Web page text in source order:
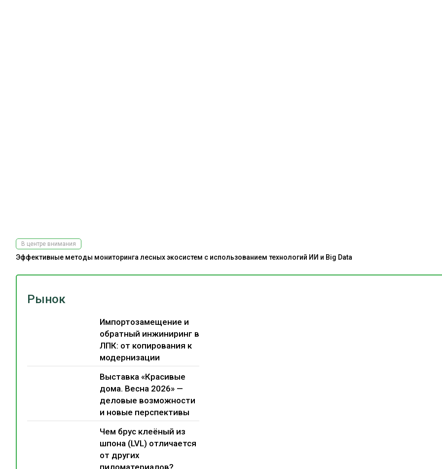
Рынок
Импортозамещение и
обратный инжиниринг в
ЛПК: от копирования к
модернизации
Выставка «Красивые
дома. Весна 2026» —
деловые возможности
и новые перспективы
Чем брус клеёный из
шпона (LVL) отличается
от других
В центре внимания
Эффективные методы мониторинга лесных экосистем с использованием технологий ИИ и Big Data